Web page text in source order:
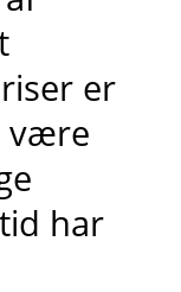
er
være
har